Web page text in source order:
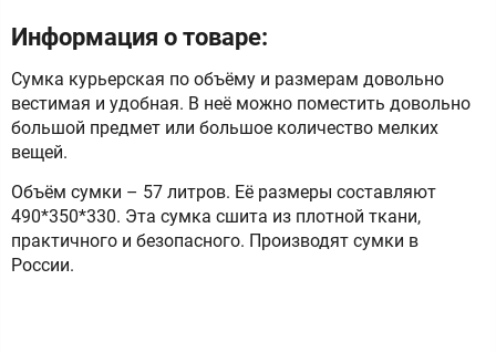
Информация о товаре:
Сумка курьерская по объёму и размерам довольно
вестимая и удобная. В неё можно поместить довольно
большой предмет или большое количество мелких
вещей.
Объём сумки – 57 литров. Её размеры составляют
490*350*330. Эта сумка сшита из плотной ткани,
практичного и безопасного. Производят сумки в
России.